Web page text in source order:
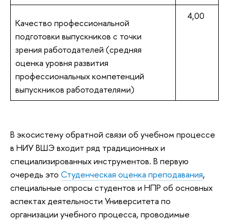
Качество профессиональной
подготовки выпускников с точки
зрения работодателей (средняя
оценка уровня развития
профессиональных компетенций
выпускников работодателями)
4,00
В экосистему обратной связи об учебном процессе
в НИУ ВШЭ входит ряд традиционных и
специализированных инструментов. В первую
очередь это Студенческая оценка преподавания,
специальные опросы студентов и НПР об основных
аспектах деятельности Университета по
организации учебного процесса, проводимые